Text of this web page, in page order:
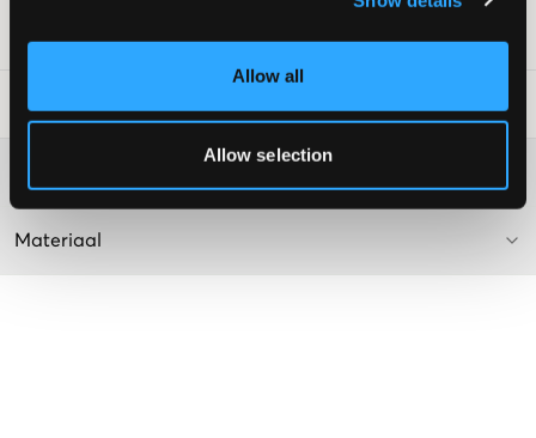
Allow all
Allow selection
Laundry Advice
Materiaal